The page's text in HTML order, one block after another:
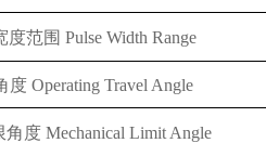
度范围 Pulse Width Range
度 Operating Travel Angle
角度 Mechanical Limit Angle